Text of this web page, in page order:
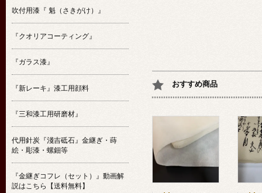
おすすめ商品
吹付用漆『 魁（さきがけ）』
『クオリアコーティング』
『ガラス漆』
『新レーキ』漆工用顔料
『三和漆工用研磨材』
代用針炭『淺吉砥石』金継ぎ・蒔
絵・彫漆・螺鈿等
『金継ぎコフレ（セット）』動画解
説はこちら【送料無料】